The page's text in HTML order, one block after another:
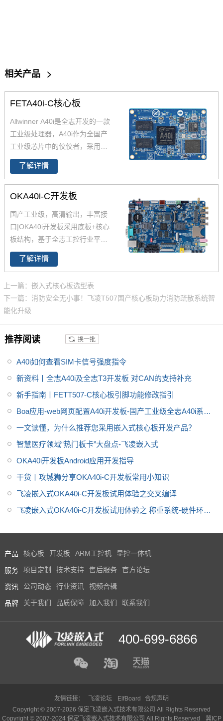
相关产品 >
FETA40i-C核心板
Allwinner A40i是全志开发的一款
工业级处理器，A40i作为全国产
工业级芯片中的佼佼者，采用更
低功耗的4核ARM Cortex-A7架
构,工作温度-40-85℃,是一款高性
能低功耗超高性能CPU主芯片。
飞凌嵌入式深度研究全志A40i芯
的一系列全国产工业级嵌入式计
A40i工控板、 A40i开发板。
了解详情
OKA40i-C开发板
国产工业级，高清输出，丰富接
口|OKA40i开发板采用底板+核心
板结构，基于全志工控行业平台
级处理器四核Cortex-A7 A40i设
计，主频1.2GHz，集成MAli400
3L，存储8GB eMMC。全志A40
工控行业芯片平台 A40i为国产工
控行业芯，
了Allwin在智能工业控制领域的成
就。飞凌嵌入式A40i系列OKA40i
芯，全国产级工业级开发板，适
用于适用于基于视觉交互的工业
了解详情
上一篇：嵌入式核心板选型表
下一篇：消防安全无小事！飞凌T507国产核心板助力消防疏散系统智
能化升级
推荐阅读 换一批
A40i如何查看SIM卡信号强度指令
新资料丨全志A40i及全志T3开发板 对CAN的支持补充
新手指南丨FETT507-C核心板引脚功能修改指引
Boa应用-web网页配置A40i开发板-国产工业级全志A40i系列
干货分享
一文读懂，为什么推荐您采用嵌入式核心板开发产品？
智慧医疗领域“热门板卡”大盘点-飞凌嵌入式
OKA40i开发板Android应用开发指导
干货丨攻城狮分享OKA40i-C开发板常用小知识
飞凌嵌入式OKA40i-C开发板试用体验之交叉编译
飞凌嵌入式OKA40i-C开发板试用体验之 称重系统-硬件环境
产品 核心板 开发板 ARM工控机 显控一体机
服务 项目定制 技术支持 售后服务 官方论坛
资讯 公司动态 行业资讯 视频合辑
品牌 关于我们 品质保障 加入我们 联系我们
400-699-6866
友情链接： 飞凌论坛 ElfBoard
合规声明
Copyright © 2007-2026 保定飞凌嵌入式技术有限公司 All Rights Reserved
Copyright © 2007-2024 保定飞凌嵌入式技术有限公司 All Rights Reserved
冀ICP